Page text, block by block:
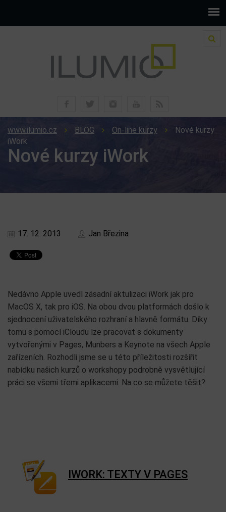
www.ilumio.cz BLOG On-line kurzy
Nové kurzy
iWork
Nové kurzy iWork
17. 12. 2013 Jan Březina
Nedávno Apple uvedl zásadní aktulizaci iWork jak pro
MacOS X, tak pro iOS. Na obou dvou platformách došlo k
sjednocení uživatelského rozhraní a hlavně formátu. Díky
tomu s pomocí iCloudu lze pracovat s dokumenty
vytvořenými v Pages, Munbers a Keynote na všech Apple
zařízeních. Rozhodli jsme se u této příležitosti rozšířit
nabídku našich kurzů o workshopy podrobně vysvětlující
práci se všemi třemi aplikacemi. Na co se můžete těšit?
IWORK: TEXTY V PAGES